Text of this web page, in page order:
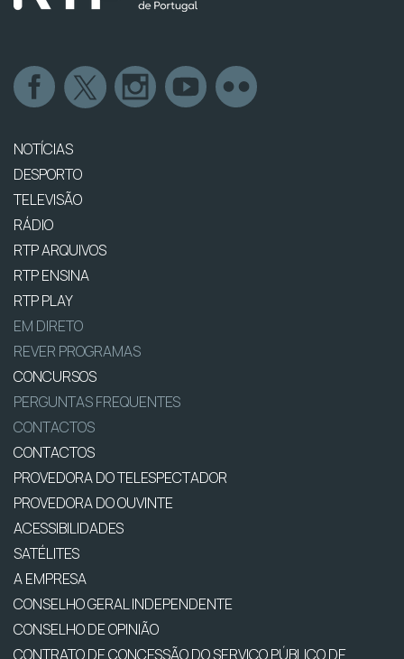
NOTÍCIAS
DESPORTO
TELEVISÃO
RÁDIO
RTP ARQUIVOS
RTP ENSINA
RTP PLAY
EM DIRETO
REVER PROGRAMAS
CONCURSOS
PERGUNTAS FREQUENTES
CONTACTOS
CONTACTOS
PROVEDORA DO TELESPECTADOR
PROVEDORA DO OUVINTE
ACESSIBILIDADES
SATÉLITES
A EMPRESA
CONSELHO GERAL INDEPENDENTE
CONSELHO DE OPINIÃO
CONTRATO DE CONCESSÃO DO SERVIÇO PÚBLICO DE